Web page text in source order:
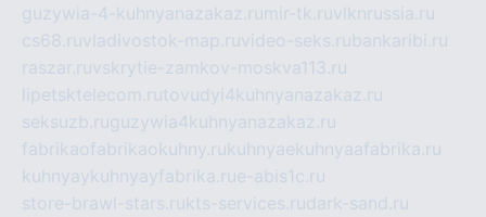
guzywia-4-kuhnyanazakaz.ru mir-tk.ruvlknrussia.ru
cs68.ruvladivostok-map.ruvideo-seks.rubankaribi.ru
raszar.ruvskrytie-zamkov-moskva113.ru
lipetsktelecom.rutovudyi4kuhnyanazakaz.ru
seksuzb.ruguzywia4kuhnyanazakaz.ru
fabrikaofabrikaokuhny.rukuhnyaekuhnyaafabrika.ru
kuhnyaykuhnyayfabrika.rue-abis1c.ru
store-brawl-stars.rukts-services.rudark-sand.ru